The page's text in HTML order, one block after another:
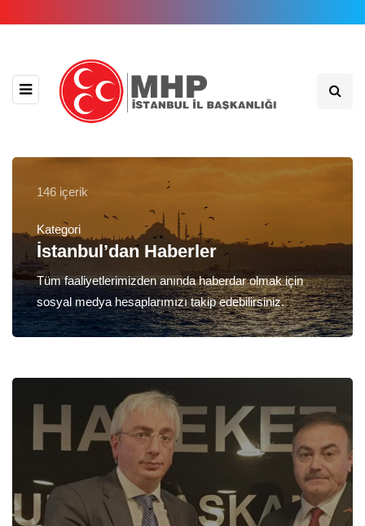
146 içerik
Kategori
İstanbul’dan Haberler
Tüm faaliyetlerimizden anında haberdar olmak için
sosyal medya hesaplarımızı takip edebilirsiniz.